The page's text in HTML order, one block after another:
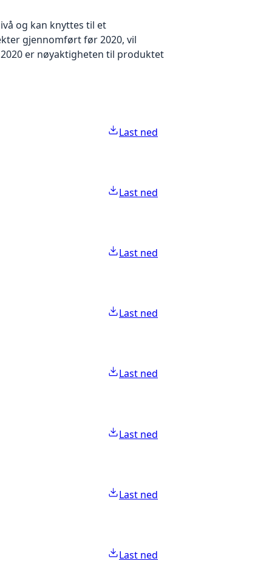
og kan knyttes til et
gjennomført før 2020, vil
er nøyaktigheten til produktet
Last ned
Last ned
Last ned
Last ned
Last ned
Last ned
Last ned
Last ned